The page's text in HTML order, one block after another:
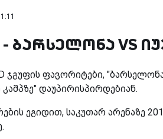
ბარსელონა VS
ჯგუფის ფავორიტები,
დაუპირისპირდებიან.
ეგიდით, საკუთარ არენაზე